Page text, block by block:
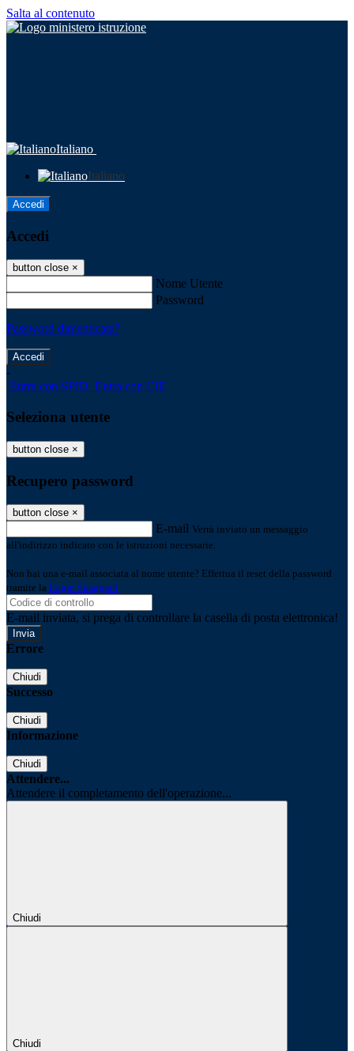
Salta al contenuto
Italiano
Italiano
Accedi
Accedi
button close ×
Nome Utente
Password
Password dimenticata?
-
Entra con SPID Entra con CIE
Seleziona utente
button close ×
Recupero password
button close ×
E-mail Verrà inviato un messaggio
all'indirizzo indicato con le istruzioni necessarie.
Non hai una e-mail associata al nome utente? Effettua il reset della password
tramite la Login Spaggiari
E-mail inviata, si prega di controllare la casella di posta elettronica!
Errore
Chiudi
Successo
Chiudi
Informazione
Chiudi
Attendere...
Attendere il completamento dell'operazione...
Chiudi
Chiudi